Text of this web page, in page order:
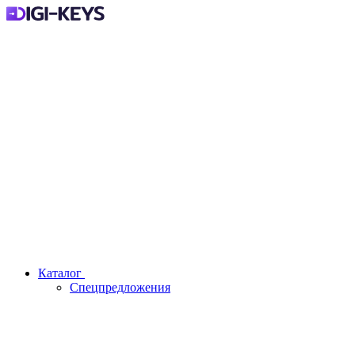
Каталог
Спецпредложения